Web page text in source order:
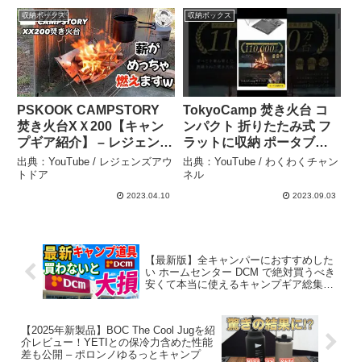
気軽に)Camping
equipment reviews
収納ボックス
PSKOOK CAMPSTORY
焚き火台XＸ200【キャン
プギア紹介】 – レジェンズ
アウトドア
出典：YouTube / レジェンズアウ
トドア
2023.04.10
収納ボックス
TokyoCamp 焚き火台 コ
ンパクト 折りたたみ式 フ
ラットに収納 ポータブル
ソロキャンプ ストーブ 薪
グリル (焚き火台) – わくわ
出典：YouTube / わくわくチャン
ネル
2023.09.03
【最新版】全キャンパーにおすすめした
い ホームセンター DCM で絶対買うべき
安くて本当に使えるキャンプギア総集
【2025年新製品】BOC The Cool Jugを紹
介レビュー！YETIとの保冷力含めた性能
差も公開 – ポロンノゆるっとキャンプ